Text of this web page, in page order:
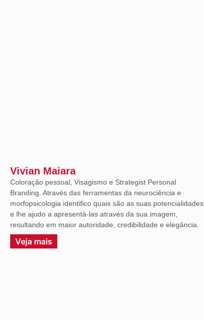
Vivian Maiara
Coloração pessoal, Visagismo e Strategist Personal
Branding. Através das ferramentas da neurociência e
morfopsicologia identifico quais são as suas potencialidades
e lhe ajudo a apresentá-las através da sua imagem,
resultando em maior autoridade, credibilidade e elegância.
Veja mais